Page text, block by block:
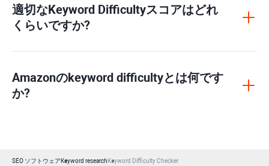
適切なKeyword Difficultyスコアはどれ
くらいですか?
Amazonのkeyword difficultyとは何です
か?
SEO ソフトウェアKeyword researchKeyword Difficulty Checker